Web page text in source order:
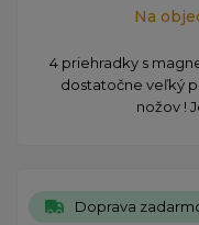
Na
4 priehradky s
dostatočne veľký
nožov !
Doprava